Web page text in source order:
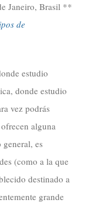
Janeiro, Brasil **
de
estudio
donde estudio
vez podrás
alguna
es
(como a la que
destinado a
grande